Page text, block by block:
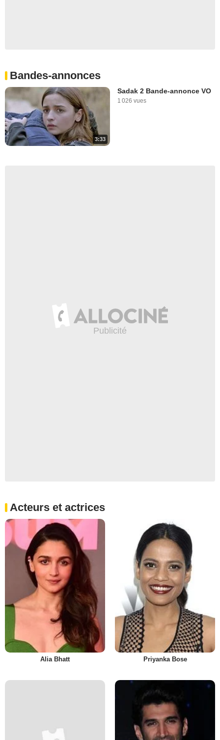
Bandes-annonces
3:33
Sadak 2 Bande-annonce VO
1 026 vues
Acteurs et actrices
Alia Bhatt Priyanka Bose